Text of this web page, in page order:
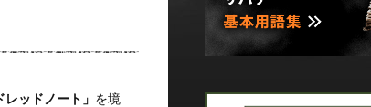
ッドノート」 を境